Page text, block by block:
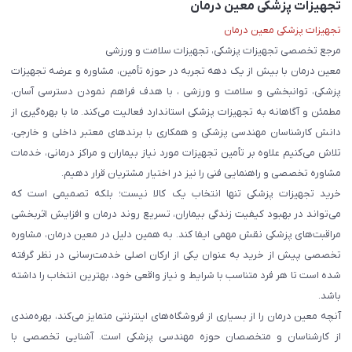
تجهیزات پزشکی معین درمان
تجهیزات پزشکی معین درمان
مرجع تخصصی تجهیزات پزشکی، تجهیزات سلامت و ورزشی
معین درمان با بیش از یک دهه تجربه در حوزه تأمین، مشاوره و عرضه تجهیزات
پزشکی، توانبخشی و سلامت و ورزشی ، با هدف فراهم نمودن دسترسی آسان،
مطمئن و آگاهانه به تجهیزات پزشکی استاندارد فعالیت می‌کند. ما با بهره‌گیری از
دانش کارشناسان مهندسی پزشکی و همکاری با برندهای معتبر داخلی و خارجی،
تلاش می‌کنیم علاوه بر تأمین تجهیزات مورد نیاز بیماران و مراکز درمانی، خدمات
مشاوره تخصصی و راهنمایی فنی را نیز در اختیار مشتریان قرار دهیم.
خرید تجهیزات پزشکی تنها انتخاب یک کالا نیست؛ بلکه تصمیمی است که
می‌تواند در بهبود کیفیت زندگی بیماران، تسریع روند درمان و افزایش اثربخشی
مراقبت‌های پزشکی نقش مهمی ایفا کند. به همین دلیل در معین درمان، مشاوره
تخصصی پیش از خرید به عنوان یکی از ارکان اصلی خدمت‌رسانی در نظر گرفته
شده است تا هر فرد متناسب با شرایط و نیاز واقعی خود، بهترین انتخاب را داشته
باشد.
آنچه معین درمان را از بسیاری از فروشگاه‌های اینترنتی متمایز می‌کند، بهره‌مندی
از کارشناسان و متخصصان حوزه مهندسی پزشکی است. آشنایی تخصصی با